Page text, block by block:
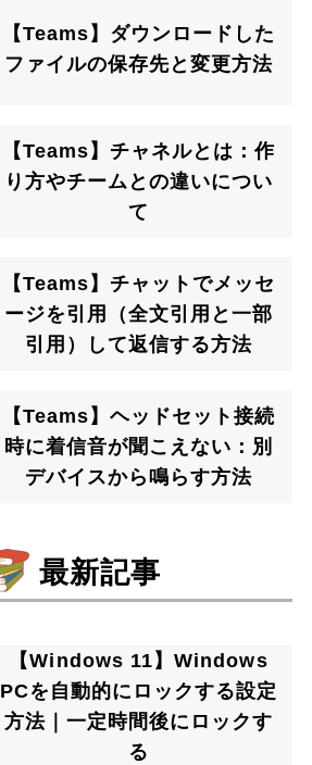
【Teams】ダウンロードした
ファイルの保存先と変更方法
【Teams】チャネルとは：作
り方やチームとの違いについ
て
【Teams】チャットでメッセ
ージを引用（全文引用と一部
引用）して返信する方法
【Teams】ヘッドセット接続
時に着信音が聞こえない：別
デバイスから鳴らす方法
最新記事
【Windows 11】Windows
PCを自動的にロックする設定
方法｜一定時間後にロックす
る